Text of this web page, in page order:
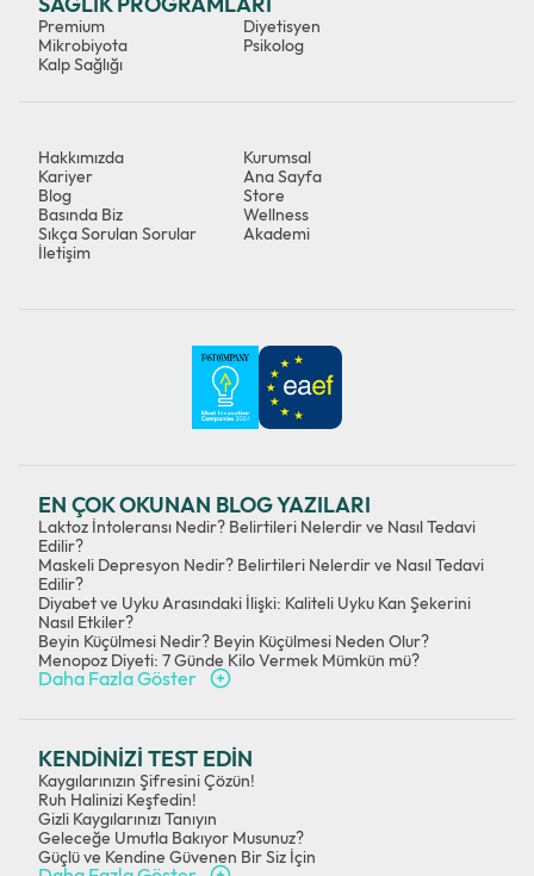
Premium
Mikrobiyota
Kalp Sağlığı
Diyetisyen
Psikolog
Hakkımızda
Kurumsal
Kariyer
Ana Sayfa
Blog
Store
Basında Biz
Wellness
Sıkça Sorulan Sorular
Akademi
İletişim
EN ÇOK OKUNAN BLOG YAZILARI
Laktoz İntoleransı Nedir? Belirtileri Nelerdir ve Nasıl Tedavi
Edilir?
Maskeli Depresyon Nedir? Belirtileri Nelerdir ve Nasıl Tedavi
Edilir?
Diyabet ve Uyku Arasındaki İlişki: Kaliteli Uyku Kan Şekerini
Nasıl Etkiler?
Beyin Küçülmesi Nedir? Beyin Küçülmesi Neden Olur?
Menopoz Diyeti: 7 Günde Kilo Vermek Mümkün mü?
Daha Fazla Göster
KENDİNİZİ TEST EDİN
Kaygılarınızın Şifresini Çözün!
Ruh Halinizi Keşfedin!
Gizli Kaygılarınızı Tanıyın
Geleceğe Umutla Bakıyor Musunuz?
Güçlü ve Kendine Güvenen Bir Siz İçin